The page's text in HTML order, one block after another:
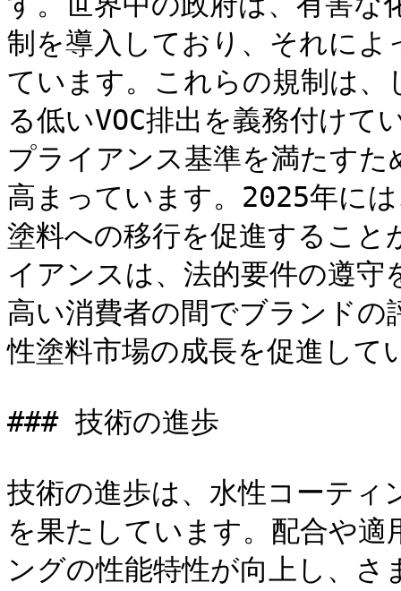
制を導入しており、それによ
ています。これらの規制は
る低いVOC排出を義務付けて
プライアンス基準を満たす
高まっています。2025年に
塗料への移行を促進するこ
イアンスは、法的要件の遵
高い消費者の間でブランド
性塗料市場の成長を促進して
### 技術の進歩
技術の進歩は、水性コーティ
を果たしています。配合や
ングの性能特性が向上し、